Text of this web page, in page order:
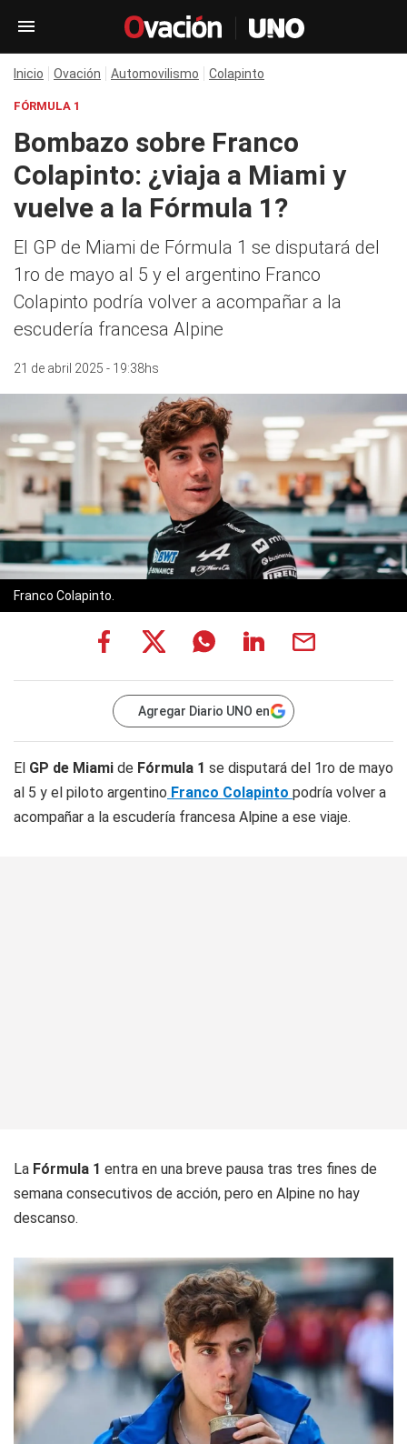
Inicio Ovación Automovilismo Colapinto
FÓRMULA 1
Bombazo sobre Franco
Colapinto: ¿viaja a Miami y
vuelve a la Fórmula 1?
El GP de Miami de Fórmula 1 se disputará del
1ro de mayo al 5 y el argentino Franco
Colapinto podría volver a acompañar a la
escudería francesa Alpine
21 de abril 2025 - 19:38hs
Franco Colapinto.
Agregar Diario UNO en
El GP de Miami de Fórmula 1 se disputará del 1ro de mayo
al 5 y el piloto argentino Franco Colapinto podría volver a
acompañar a la escudería francesa Alpine a ese viaje.
La Fórmula 1 entra en una breve pausa tras tres fines de
semana consecutivos de acción, pero en Alpine no hay
descanso.